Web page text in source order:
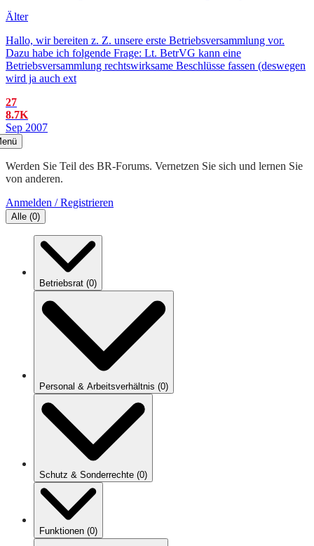
Älter
Hallo, wir bereiten z. Z. unsere erste Betriebsversammlung vor.
Dazu habe ich folgende Frage: Lt. BetrVG kann eine
Betriebsversammlung rechtswirksame Beschlüsse fassen (deswegen
wird ja auch ext
27
8.7K
Sep 2007
Werden Sie Teil des BR-Forums. Vernetzen Sie sich und lernen Sie
von anderen.
Anmelden / Registrieren
Alle (0)
Betriebsrat (0)
Personal & Arbeitsverhältnis (0)
Schutz & Sonderrechte (0)
Funktionen (0)